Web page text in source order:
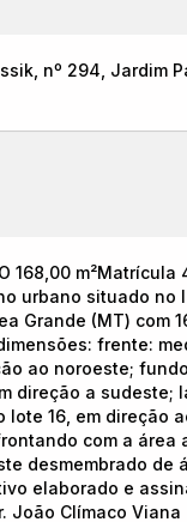
nº 294, Jardim
168,00 m²Matrícula
urbano situado no
Grande (MT) com
frente:
ao noroeste;
direção a sudeste;
lote 16, em direção
com a área
desmembrado de
elaborado e
João Clímaco Viana